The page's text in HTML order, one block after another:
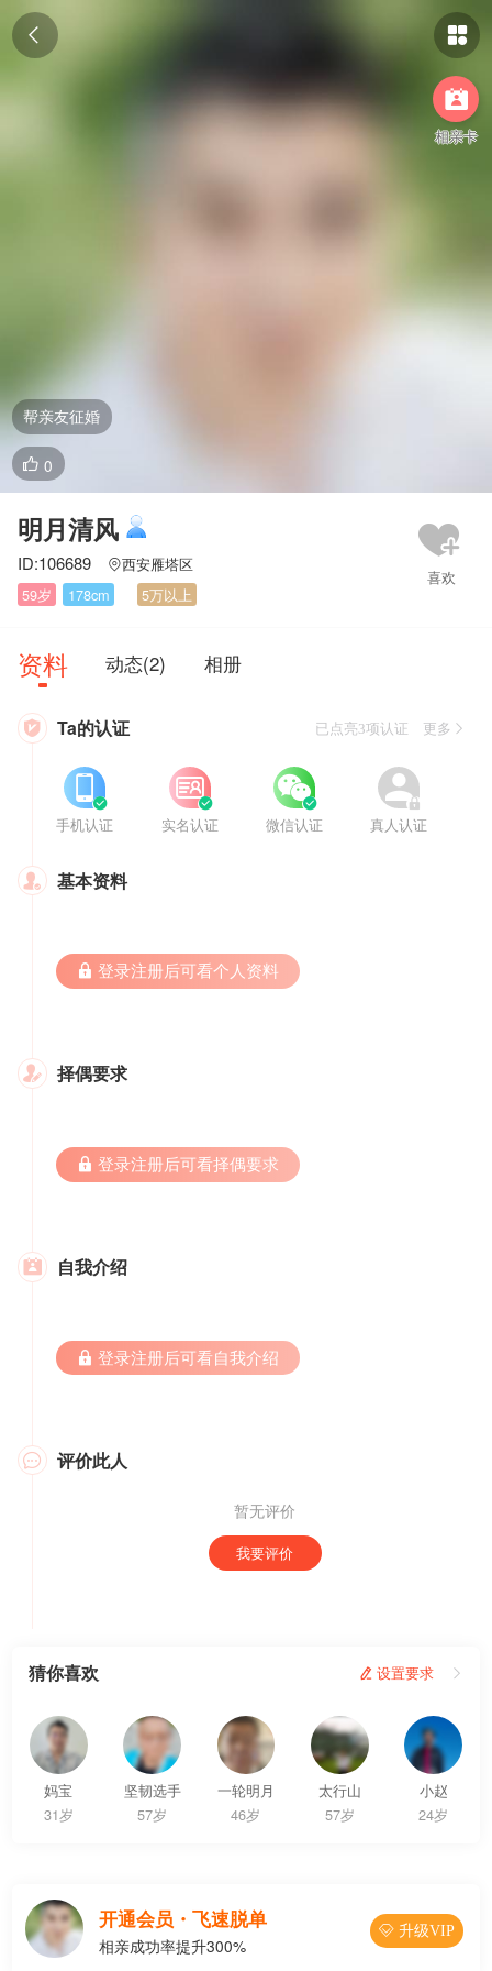
 

相亲卡
 0
帮亲友征婚
明月清风
ID:106689 西安雁塔区
59岁
178cm 5万以上
资料 动态(2) 相册
 Ta的认证 已点亮3项认证 更多

手机认证


实名认证


微信认证


真人认证
 基本资料
 登录注册后可看个人资料
 择偶要求
 登录注册后可看择偶要求
 自我介绍
 登录注册后可看自我介绍
 评价此人
暂无评价
我要评价
猜你喜欢  设置要求 
妈宝
31岁
坚韧选手
57岁
一轮明月
46岁
太行山
57岁
小赵
24岁
开通会员・飞速脱单
相亲成功率提升300%
 升级VIP